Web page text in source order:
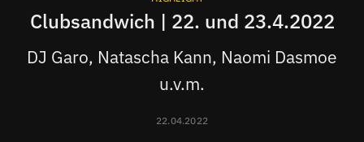
Clubsandwich | 22. und 23.4.2022
DJ Garo, Natascha Kann, Naomi Dasmoe
u.v.m.
22.04.2022